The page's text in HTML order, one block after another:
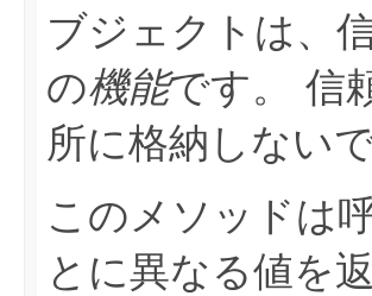
ブジェクトは、
の機能です。
信
所に格納しない
このメソッドは
とに異なる値を